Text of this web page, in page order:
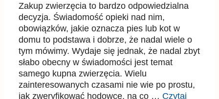
Zakup zwierzęcia to bardzo odpowiedzialna
decyzja. Świadomość opieki nad nim,
obowiązków, jakie oznacza pies lub kot w
domu to podstawa i dobrze, że nadal wiele o
tym mówimy. Wydaje się jednak, że nadal zbyt
słabo obecny w świadomości jest temat
samego kupna zwierzęcia. Wielu
zainteresowanych czasami nie wie po prostu,
jak zweryfikować hodowcę, na co … Czytaj